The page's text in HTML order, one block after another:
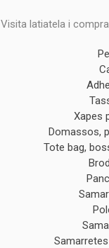
Visita latiatela i
Xapes
Domassos,
Tote bag,